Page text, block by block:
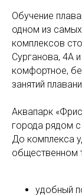
Обучение
одном из
комплексов
Сурганова, 4А
комфортное,
занятий
Аквапарк
города рядом
До комплекса
общественном
удобный